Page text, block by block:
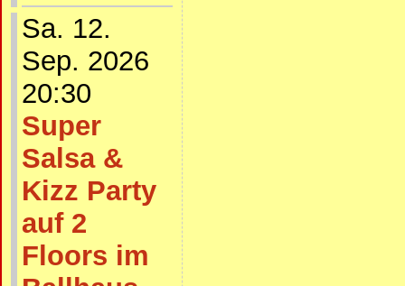
Sa. 12.
Sep. 2026
20:30
Super
Salsa &
Kizz Party
auf 2
Floors im